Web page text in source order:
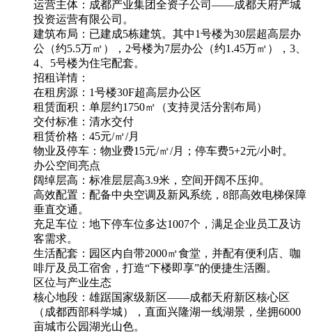
运营主体：成都产业集团全资子公司——成都天府产城
投资运营有限公司。
建筑布局：已建成5栋建筑。其中1号楼为30层超高层办
公（约5.5万㎡），2号楼为7层办公（约1.45万㎡），3、
4、5号楼为住宅配套。
招租详情：
在租房源：1号楼30F超高层办公区
租赁面积：单层约1750㎡（支持灵活分割布局）
交付标准：清水交付
租赁价格：45元/㎡/月
物业及停车：物业费15元/㎡/月；停车费5+2元/小时。
办公空间亮点
阔绰层高：标准层层高3.9米，空间开阔不压抑。
高效配置：配备中央空调及新风系统，8部高效电梯保障
垂直交通。
充足车位：地下停车位多达1007个，满足企业员工及访
客需求。
生活配套：园区内自带2000㎡食堂，并配有便利店、咖
啡厅及员工宿舍，打造“下楼即享”的便捷生活圈。
区位与产业生态
核心地段：雄踞国家级新区——成都天府新区核心区
（成都西部科学城），直面兴隆湖一线湖景，坐拥6000
亩城市公园湖光山色。